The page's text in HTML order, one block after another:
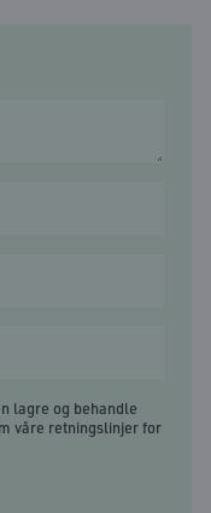
lagre og behandle
våre retningslinjer for